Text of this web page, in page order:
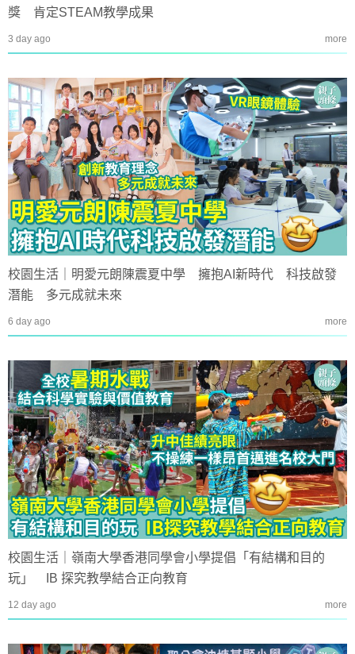
獎 肯定STEAM教學成果
3 day ago more
校園生活｜明愛元朗陳震夏中學 擁抱AI新時代 科技啟發
潛能 多元成就未來
6 day ago more
校園生活｜嶺南大學香港同學會小學提倡「有結構和目的
玩」 IB 探究教學結合正向教育
12 day ago more